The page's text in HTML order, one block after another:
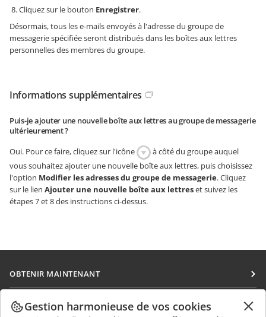
Cliquez sur le bouton Enregistrer.
Désormais, tous les e-mails envoyés à l'adresse du groupe de
messagerie spécifiée seront distribués dans les boîtes aux lettres
personnelles des membres du groupe.
Informations supplémentaires
Puis-je ajouter une nouvelle boîte aux lettres au groupe de messagerie
ultérieurement ?
Oui. Pour ce faire, cliquez sur l'icône
à côté du groupe auquel
vous souhaitez ajouter une nouvelle boîte aux lettres, puis choisissez
l'option Modifier les adresses du groupe de messagerie. Cliquez
sur le lien Ajouter une nouvelle boîte aux lettreset suivez les
étapes 7 et 8 des instructions ci-dessus.
OBTENIR MAINTENANT
Docs
DocSpace
COLLABORATION
Gestion harmonieuse de vos cookies